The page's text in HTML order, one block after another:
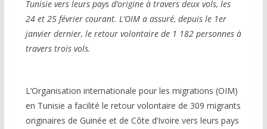
Tunisie vers leurs pays d’origine à travers deux vols, les
24 et 25 février courant. L’OIM a assuré, depuis le 1er
janvier dernier, le retour volontaire de 1 182 personnes à
travers trois vols.
L’Organisation internationale pour les migrations (OIM)
en Tunisie a facilité le retour volontaire de 309 migrants
originaires de Guinée et de Côte d’Ivoire vers leurs pays